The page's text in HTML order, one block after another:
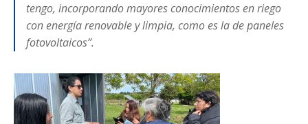
tengo, incorporando mayores conocimientos en riego
con energía renovable y limpia, como es la de paneles
fotovoltaicos”.